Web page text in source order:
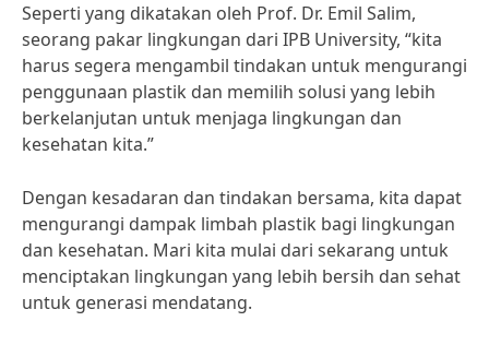
Seperti yang dikatakan oleh Prof. Dr. Emil Salim,
seorang pakar lingkungan dari IPB University, “kita
harus segera mengambil tindakan untuk mengurangi
penggunaan plastik dan memilih solusi yang lebih
berkelanjutan untuk menjaga lingkungan dan
kesehatan kita.”
Dengan kesadaran dan tindakan bersama, kita dapat
mengurangi dampak limbah plastik bagi lingkungan
dan kesehatan. Mari kita mulai dari sekarang untuk
menciptakan lingkungan yang lebih bersih dan sehat
untuk generasi mendatang.